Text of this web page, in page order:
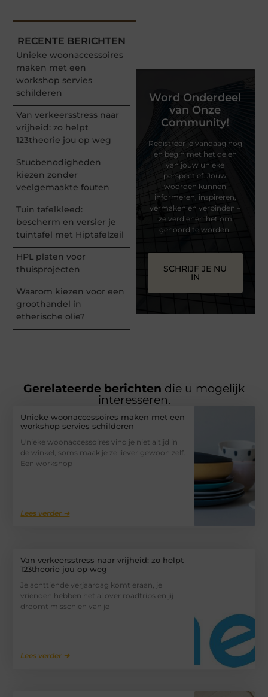
RECENTE BERICHTEN
Unieke woonaccessoires
maken met een
workshop servies
schilderen
Van verkeersstress naar
vrijheid: zo helpt
123theorie jou op weg
Stucbenodigheden
kiezen zonder
veelgemaakte fouten
Tuin tafelkleed:
bescherm en versier je
tuintafel met Hiptafelzeil
HPL platen voor
thuisprojecten
Waarom kiezen voor een
groothandel in
etherische olie?
Word Onderdeel
van Onze
Community!
Registreer je vandaag nog
en begin met het delen
van jouw unieke
perspectief. Jouw
woorden kunnen
informeren, inspireren,
vermaken en verbinden –
ze verdienen het om
gehoord te worden!
SCHRIJF JE NU
IN
Gerelateerde berichten die u mogelijk
interesseren.
Unieke woonaccessoires maken met een
workshop servies schilderen
Unieke woonaccessoires vind je niet altijd in
de winkel, soms maak je ze liever gewoon zelf.
Een workshop
Lees verder ➜
Van verkeersstress naar vrijheid: zo helpt
123theorie jou op weg
Je achttiende verjaardag komt eraan, je
vrienden hebben het al over roadtrips en jij
droomt misschien van je
Lees verder ➜